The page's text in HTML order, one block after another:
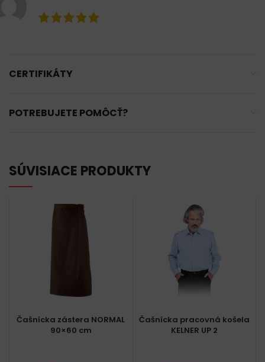
CERTIFIKÁTY
POTREBUJETE POMÔCŤ?
SÚVISIACE PRODUKTY
Čašnícka zástera NORMAL
90×60 cm
Čašnícka pracovná košela
KELNER UP 2